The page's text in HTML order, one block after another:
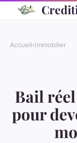
Accueil›Immobilier
Bail
pour